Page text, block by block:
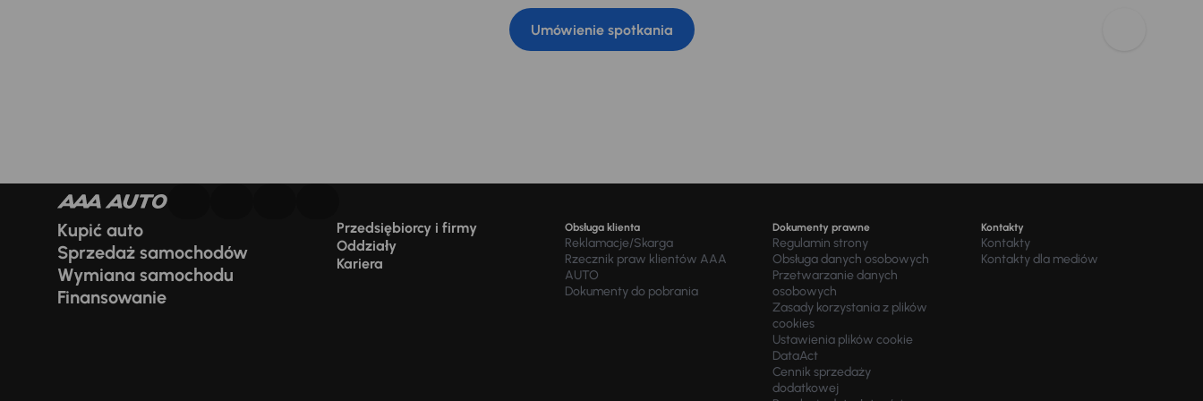
Umówienie spotkania
Kupić auto
Sprzedaż samochodów
Wymiana samochodu
Finansowanie
Przedsiębiorcy i firmy
Oddziały
Kariera
Obsługa klienta
Reklamacje/Skarga
Rzecznik praw klientów AAA
AUTO
Dokumenty do pobrania
Dokumenty prawne
Regulamin strony
Obsługa danych osobowych
Przetwarzanie danych
osobowych
Zasady korzystania z plików
cookies
Ustawienia plików cookie
DataAct
Cennik sprzedaży
dodatkowej
Kontakty
Kontakty
Kontakty dla mediów